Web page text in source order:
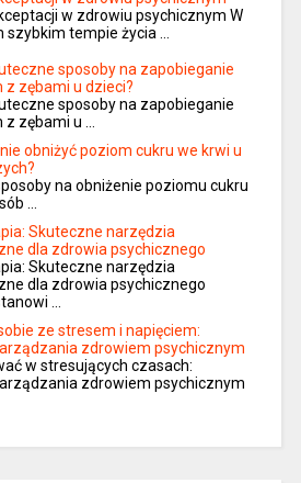
w zdrowiu psychicznym W
szybkim tempie życia …
sposoby na zapobieganie
zębami u dzieci?
sposoby na zapobieganie
z zębami u …
obniżyć poziom cukru we krwi u
na obniżenie poziomu cukru
…
Skuteczne narzędzia
dla zdrowia psychicznego
Skuteczne narzędzia
dla zdrowia psychicznego
…
ze stresem i napięciem:
zdrowiem psychicznym
w stresujących czasach:
zdrowiem psychicznym